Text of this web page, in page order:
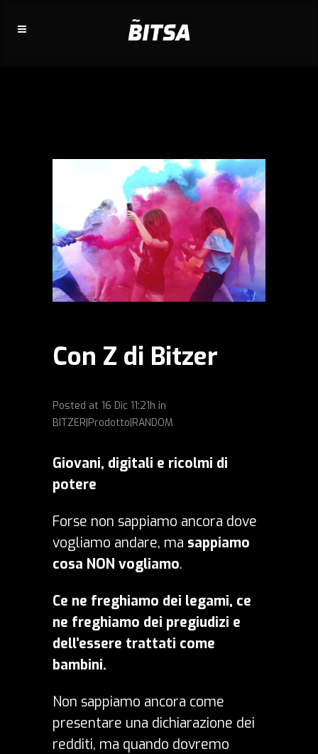
Con Z di Bitzer
Posted at 16 Dic 11:21h in
BITZER|Prodotto|RANDOM
Giovani, digitali e ricolmi di
potere
Forse non sappiamo ancora dove
vogliamo andare, ma sappiamo
cosa NON vogliamo.
Ce ne freghiamo dei legami, ce
ne freghiamo dei pregiudizi e
dell’essere trattati come
bambini.
Non sappiamo ancora come
presentare una dichiarazione dei
redditi, ma quando dovremo